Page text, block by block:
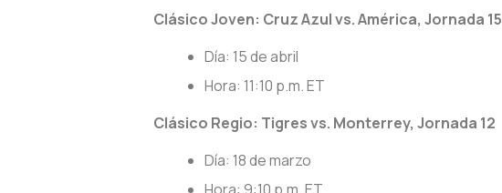
Clásico Joven: Cruz Azul vs. América, Jornada 15
Día: 15 de abril
Hora: 11:10 p.m. ET
Clásico Regio: Tigres vs. Monterrey, Jornada 12
Día: 18 de marzo